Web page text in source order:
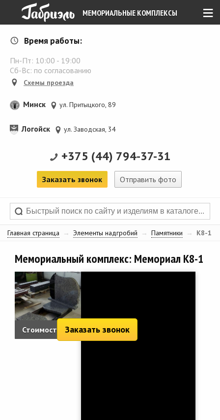
≡
МЕМОРИАЛЬНЫЕ КОМПЛЕКСЫ
Время работы:
Пн-Пт: 10:00 - 19:00
Сб-Вс: по согласованию
Схемы проезда
Минск ул. Притыцкого, 89
Логойск ул. Заводская, 34
+375 (44) 794-37-31
Заказать звонок Отправить фото
Главная страница → Элементы надгробий → Памятники → К8-1
Мемориальный комплекс: Мемориал К8-1
Стоимость: 2 152 руб.
Заказать звонок